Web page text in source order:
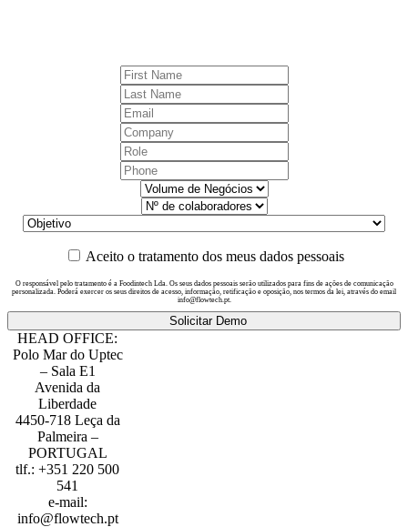
Aceito o tratamento dos meus dados pessoais
O responsável pelo tratamento é a Foodintech Lda. Os seus dados pessoais serão utilizados para fins de ações de comunicação
personalizada. Poderá exercer os seus direitos de acesso, informação, retificação e oposição, nos termos da lei, através do email
info@flowtech.pt.
Solicitar Demo
HEAD OFFICE:
Polo Mar do Uptec
– Sala E1
Avenida da
Liberdade
4450-718 Leça da
Palmeira –
PORTUGAL
tlf.: +351 220 500
541
e-mail:
info@flowtech.pt